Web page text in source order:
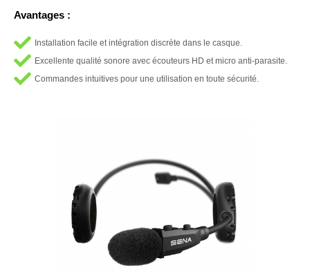
Avantages :
Installation facile et intégration discrète dans le casque.
Excellente qualité sonore avec écouteurs HD et micro anti-parasite.
Commandes intuitives pour une utilisation en toute sécurité.